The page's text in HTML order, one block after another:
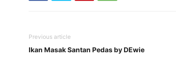
Previous article
Ikan Masak Santan Pedas by DEwie